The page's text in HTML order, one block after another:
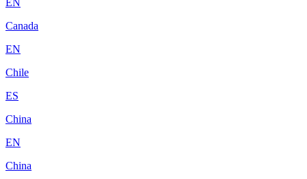
Canada
EN
Chile
ES
China
EN
China